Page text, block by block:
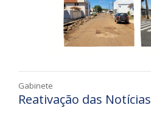
Gabinete
Reativação das Notícias